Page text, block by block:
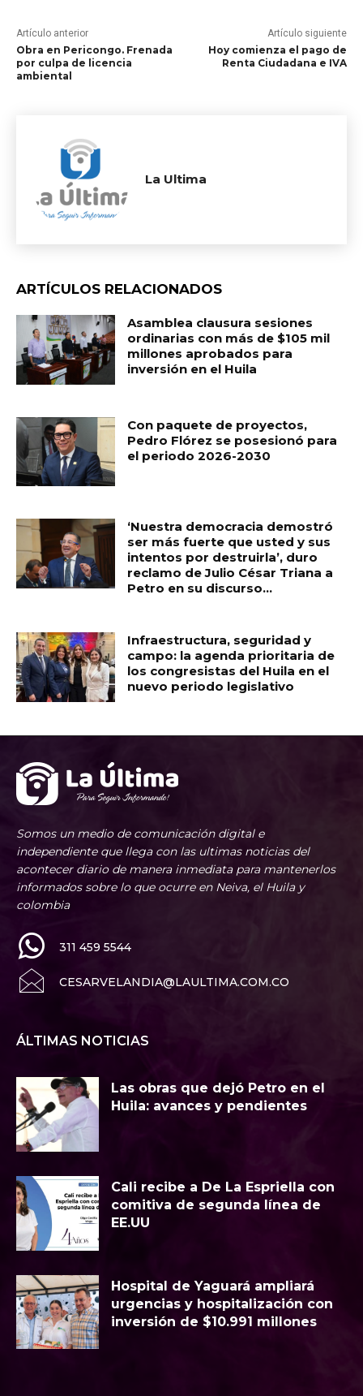
Artículo anterior
Obra en Pericongo. Frenada
por culpa de licencia
ambiental
Artículo siguiente
Hoy comienza el pago de
Renta Ciudadana e IVA
La Ultima
ARTÍCULOS RELACIONADOS
Asamblea clausura sesiones
ordinarias con más de $105 mil
millones aprobados para
inversión en el Huila
Con paquete de proyectos,
Pedro Flórez se posesionó para
el periodo 2026-2030
‘Nuestra democracia demostró
ser más fuerte que usted y sus
intentos por destruirla’, duro
reclamo de Julio César Triana a
Petro en su discurso...
Infraestructura, seguridad y
campo: la agenda prioritaria de
los congresistas del Huila en el
nuevo periodo legislativo
Somos un medio de comunicación digital e
independiente que llega con las ultimas noticias del
acontecer diario de manera inmediata para mantenerlos
informados sobre lo que ocurre en Neiva, el Huila y
colombia
311 459 5544
CESARVELANDIA@LAULTIMA.COM.CO
ÁLTIMAS NOTICIAS
Las obras que dejó Petro en el
Huila: avances y pendientes
Cali recibe a De La Espriella con
comitiva de segunda línea de
EE.UU
Hospital de Yaguará ampliará
urgencias y hospitalización con
inversión de $10.991 millones